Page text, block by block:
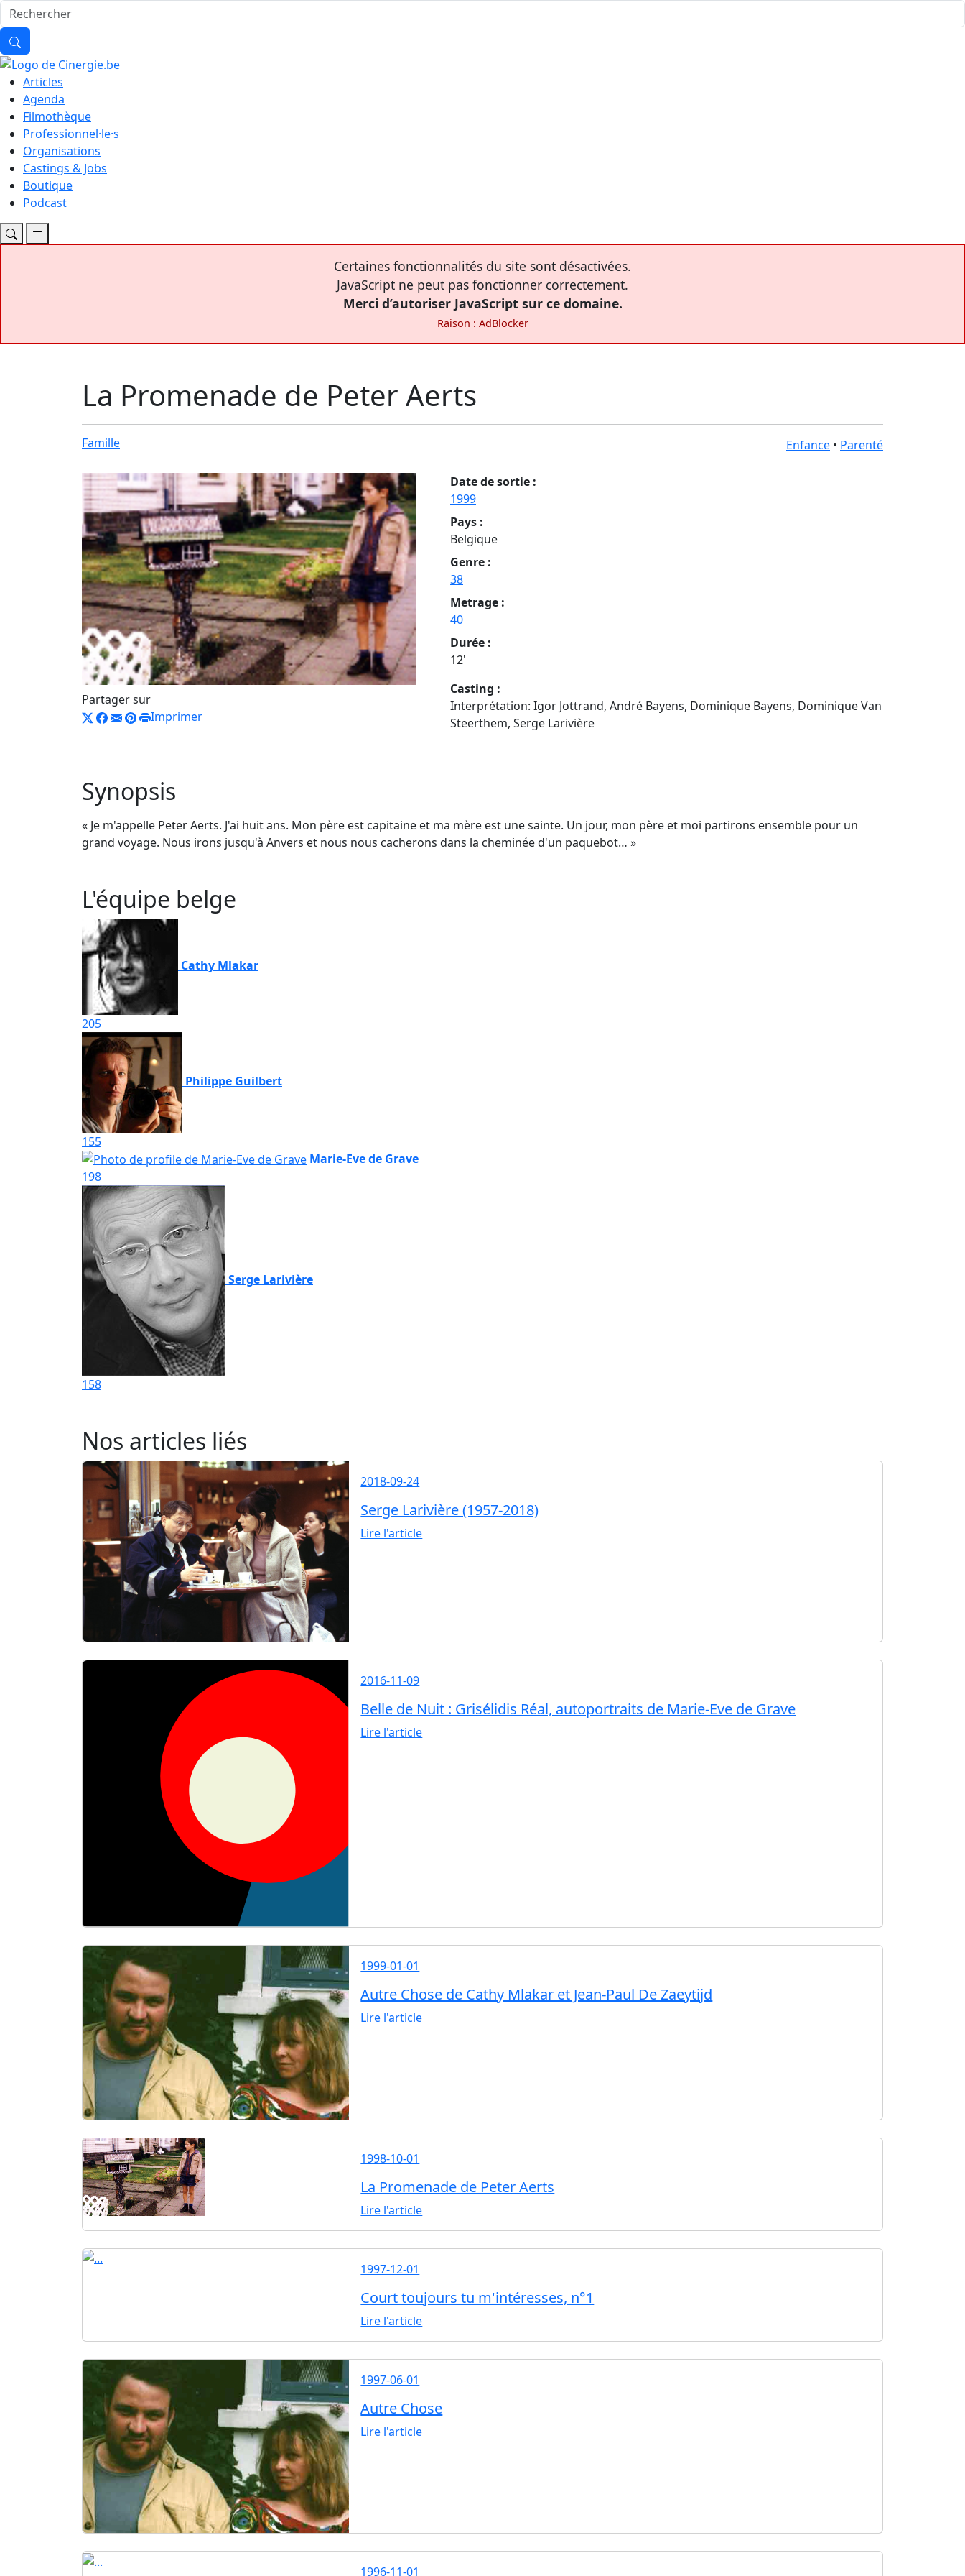
Articles
Agenda
Filmothèque
Professionnel·le·s
Organisations
Castings & Jobs
Boutique
Podcast
Certaines fonctionnalités du site sont désactivées.
JavaScript ne peut pas fonctionner correctement.
Merci d’autoriser JavaScript sur ce domaine.
Raison : AdBlocker
La Promenade de Peter Aerts
Famille Enfance • Parenté
Partager sur
Imprimer
Date de sortie :
1999
Pays :
Belgique
Genre :
38
Metrage :
40
Durée :
12'
Casting :
Interprétation: Igor Jottrand, André Bayens, Dominique Bayens, Dominique Van
Steerthem, Serge Larivière
Synopsis
« Je m'appelle Peter Aerts. J'ai huit ans. Mon père est capitaine et ma mère est une sainte. Un jour, mon père et moi partirons ensemble pour un
grand voyage. Nous irons jusqu'à Anvers et nous nous cacherons dans la cheminée d'un paquebot… »
L'équipe belge
Cathy Mlakar
205
Philippe Guilbert
155
Marie-Eve de Grave
198
Serge Larivière
158
Nos articles liés
2018-09-24
Serge Larivière (1957-2018)
Lire l'article
2016-11-09
Belle de Nuit : Grisélidis Réal, autoportraits de Marie-Eve de Grave
Lire l'article
1999-01-01
Autre Chose de Cathy Mlakar et Jean-Paul De Zaeytijd
Lire l'article
1998-10-01
La Promenade de Peter Aerts
Lire l'article
1997-12-01
Court toujours tu m'intéresses, n°1
Lire l'article
1997-06-01
Autre Chose
Lire l'article
1996-11-01